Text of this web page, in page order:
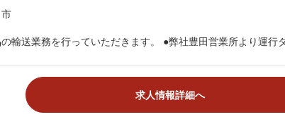
輸送業務を行っていただきます。 ●弊社豊田営業所より運行
求人情報詳細へ